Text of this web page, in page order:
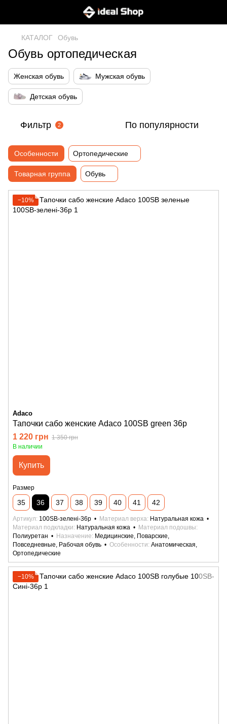
КАТАЛОГ Обувь
Обувь ортопедическая
Женская обувь Мужская обувь
Детская обувь
Фильтр 2 По популярности
Особенности Ортопедические
Товарная группа Обувь
−10%
Adaco
Тапочки сабо женские Adaco 100SB green 36р
1 220 грн 1 350 грн
В наличии
Купить
Размер
35 36 37 38 39 40 41 42
Артикул 100SB-зелені-36р Материал верха Натуральная кожа
Материал подкладки
Натуральная кожа
Материал подошвы
Полиуретан
Назначение
Медицинские, Поварские,
Повседневные, Рабочая обувь
Особенности Анатомическая,
Ортопедические
−10%